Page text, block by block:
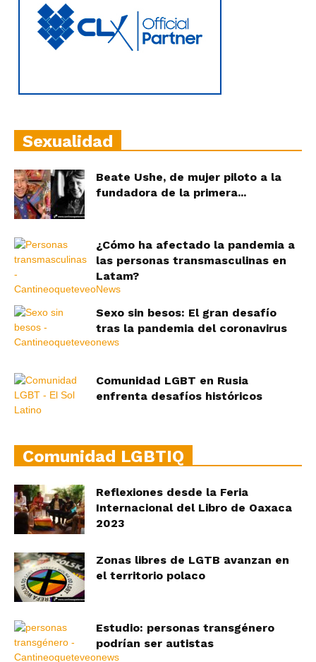
Sexualidad
Beate Ushe, de mujer piloto a la
fundadora de la primera...
¿Cómo ha afectado la pandemia a
las personas transmasculinas en
Latam?
Sexo sin besos: El gran desafío
tras la pandemia del coronavirus
Comunidad LGBT en Rusia
enfrenta desafíos históricos
Comunidad LGBTIQ
Reflexiones desde la Feria
Internacional del Libro de Oaxaca
2023
Zonas libres de LGTB avanzan en
el territorio polaco
Estudio: personas transgénero
podrían ser autistas